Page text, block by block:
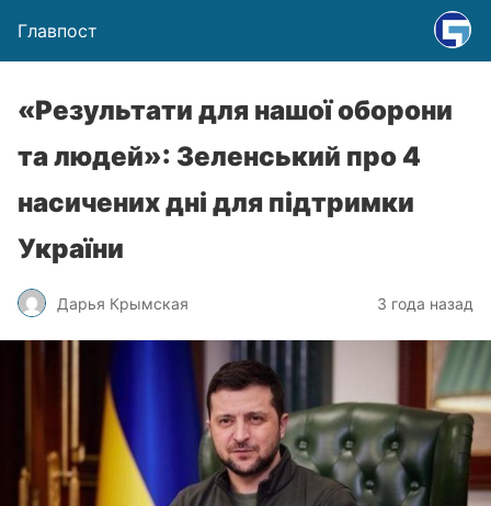
Главпост
«Результати для нашої оборони
та людей»: Зеленський про 4
насичених дні для підтримки
України
Дарья Крымская 3 года назад